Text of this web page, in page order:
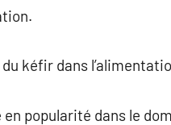
du kéfir dans
popularité dans le